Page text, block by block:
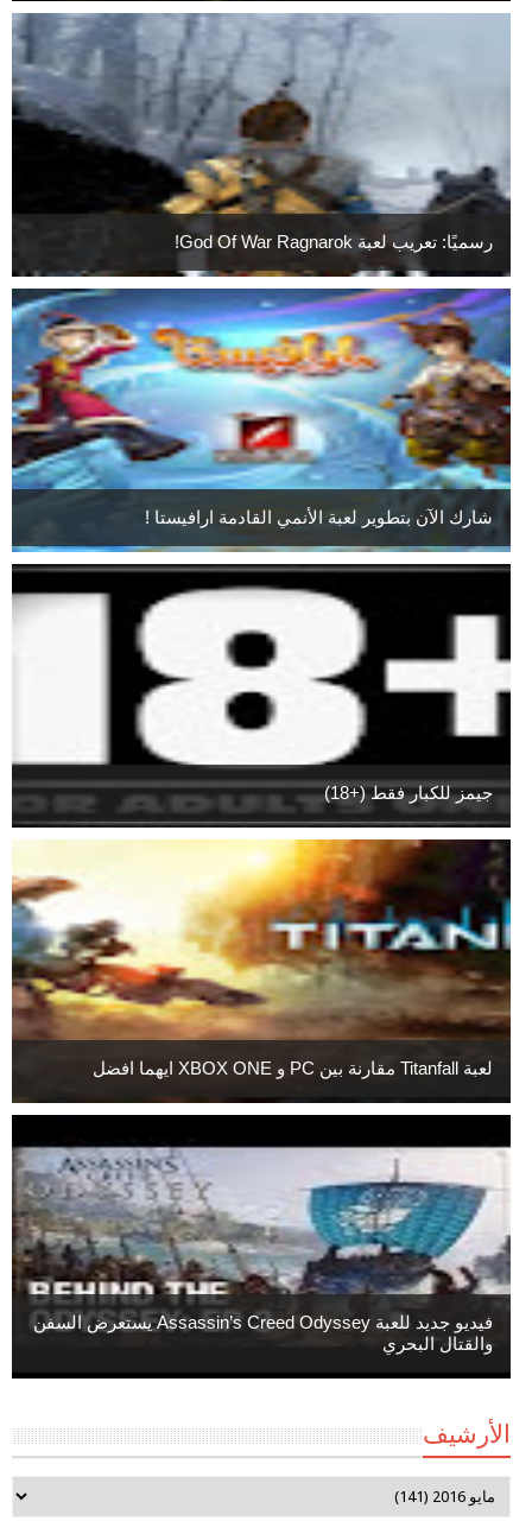
رسميًا: تعريب لعبة God Of War Ragnarok!
شارك الآن بتطوير لعبة الأنمي القادمة ارافيستا !
جيمز للكبار فقط (+18)
لعبة Titanfall مقارنة بين PC و XBOX ONE ايهما افضل
فيديو جديد للعبة Assassin’s Creed Odyssey يستعرض السفن
والقتال البحري
الأرشيف